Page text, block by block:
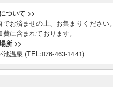
ついて >>
お済ませの上、お集まりください。
に含まれております。
所 >>
池温泉 (TEL:076-463-1441)